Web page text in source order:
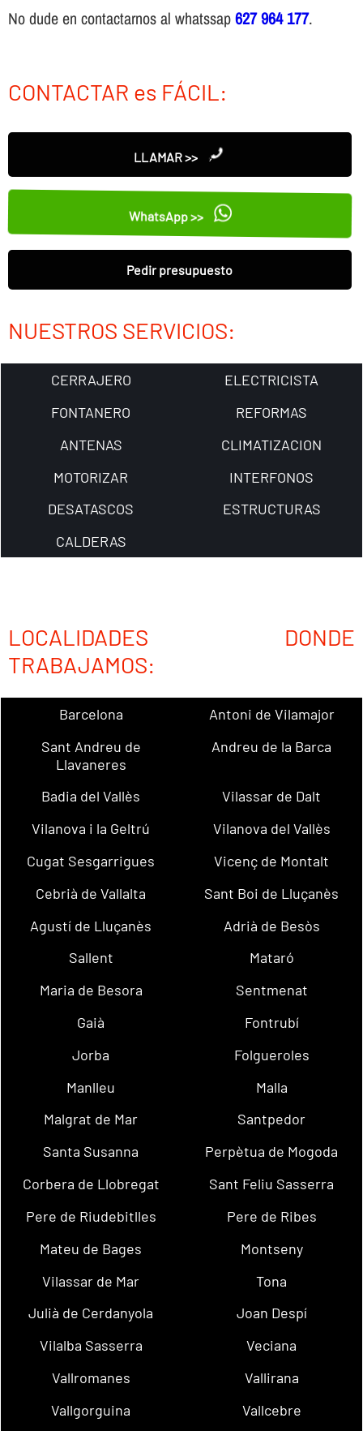
No dude en contactarnos al whatssap627 964 177.
CONTACTAR es FÁCIL:
LLAMAR >>
WhatsApp >>
Pedir presupuesto
NUESTROS SERVICIOS:
CERRAJERO
ELECTRICISTA
FONTANERO
REFORMAS
ANTENAS
CLIMATIZACION
MOTORIZAR
INTERFONOS
DESATASCOS
ESTRUCTURAS
CALDERAS
LOCALIDADES DONDE
TRABAJAMOS:
Barcelona
Antoni de Vilamajor
Sant Andreu de
Llavaneres
Andreu de la Barca
Badia del Vallès
Vilassar de Dalt
Vilanova i la Geltrú
Vilanova del Vallès
Cugat Sesgarrigues
Vicenç de Montalt
Cebrià de Vallalta
Sant Boi de Lluçanès
Agustí de Lluçanès
Adrià de Besòs
Sallent
Mataró
Maria de Besora
Sentmenat
Gaià
Fontrubí
Jorba
Folgueroles
Manlleu
Malla
Malgrat de Mar
Santpedor
Santa Susanna
Perpètua de Mogoda
Corbera de Llobregat
Sant Feliu Sasserra
Pere de Riudebitlles
Pere de Ribes
Mateu de Bages
Montseny
Vilassar de Mar
Tona
Julià de Cerdanyola
Joan Despí
Vilalba Sasserra
Veciana
Vallromanes
Vallirana
Vallgorguina
Vallcebre